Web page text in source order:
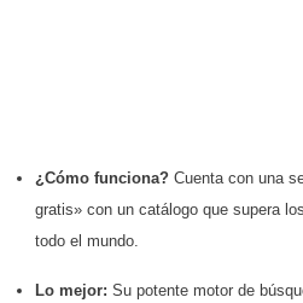
¿Cómo funciona?Cuenta con una
gratis» con un catálogo que supera
todo el mundo.
Lo mejor: Su potente motor de